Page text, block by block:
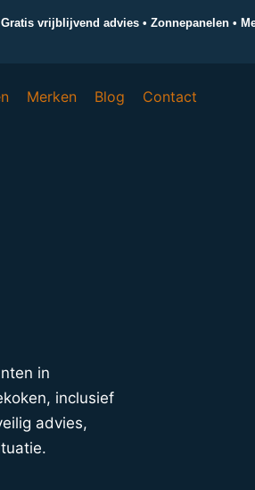
Gratis vrijblijvend advies • Zonnepanelen •
Merken Blog Contact
in
inclusief
advies,